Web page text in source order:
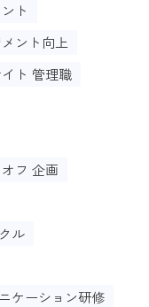
ト
ント向上
ト 管理職
フ 企画
ル
ケーション研修